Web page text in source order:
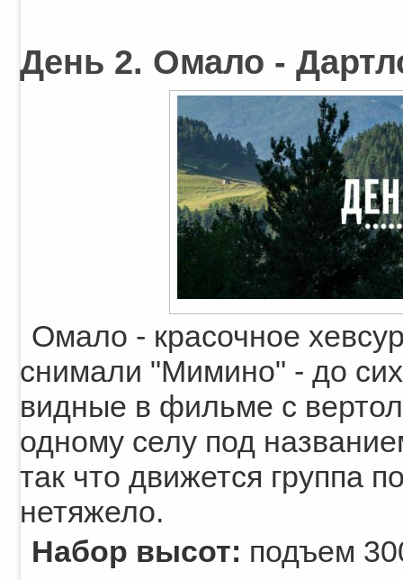
День 2. Омало -
Омало - красочное
снимали "Мимино" - до
видные в фильме с
одному селу под
так что движется группа
нетяжело.
Набор высот: подъем